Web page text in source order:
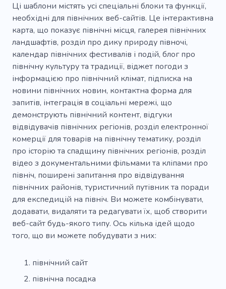
Ці шаблони містять усі спеціальні блоки та функції,
необхідні для північних веб-сайтів. Це інтерактивна
карта, що показує північні місця, галерея північних
ландшафтів, розділ про дику природу півночі,
календар північних фестивалів і подій, блог про
північну культуру та традиції, віджет погоди з
інформацією про північний клімат, підписка на
новини північних новин, контактна форма для
запитів, інтеграція в соціальні мережі, що
демонструють північний контент, відгуки
відвідувачів північних регіонів, розділ електронної
комерції для товарів на північну тематику, розділ
про історію та спадщину північних регіонів, розділ
відео з документальними фільмами та кліпами про
північ, поширені запитання про відвідування
північних районів, туристичний путівник та поради
для експедицій на північ. Ви можете комбінувати,
додавати, видаляти та редагувати їх, щоб створити
веб-сайт будь-якого типу. Ось кілька ідей щодо
того, що ви можете побудувати з них:
північний сайт
північна посадка